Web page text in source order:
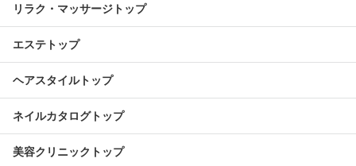
リラク・マッサージトップ
エステトップ
ヘアスタイルトップ
ネイルカタログトップ
美容クリニックトップ